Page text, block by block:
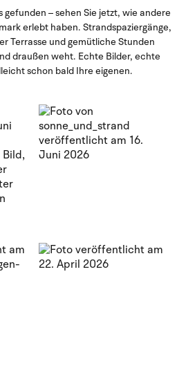
gefunden – sehen Sie jetzt, wie andere
erlebt haben. Strandspaziergänge,
Terrasse und gemütliche Stunden
draußen weht. Echte Bilder, echte
schon bald Ihre eigenen.